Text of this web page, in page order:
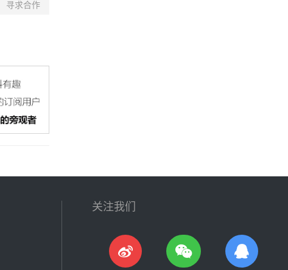
寻求合作
关注我们